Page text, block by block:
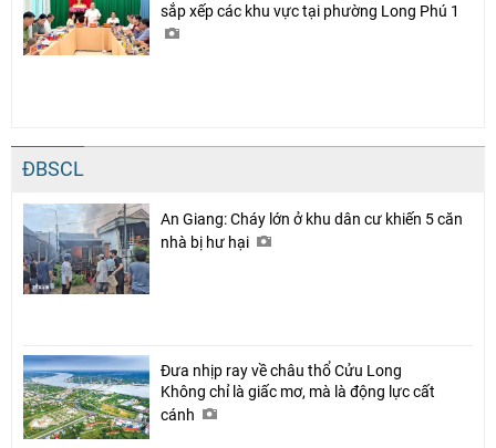
sắp xếp các khu vực tại phường Long Phú 1
ĐBSCL
An Giang: Cháy lớn ở khu dân cư khiến 5 căn
nhà bị hư hại
Đưa nhịp ray về châu thổ Cửu Long
Không chỉ là giấc mơ, mà là động lực cất
cánh